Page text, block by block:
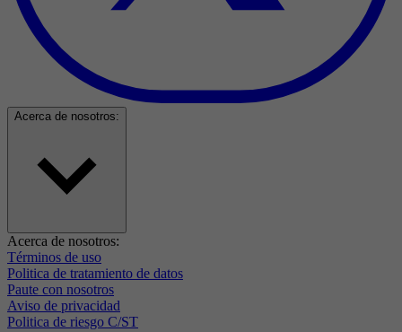
Acerca de nosotros:
Acerca de nosotros:
Términos de uso
Politica de tratamiento de datos
Paute con nosotros
Aviso de privacidad
Politica de riesgo C/ST